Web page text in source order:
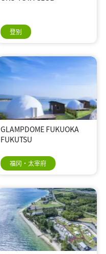
登别
GLAMPDOME FUKUOKA
FUKUTSU
福冈・太宰府